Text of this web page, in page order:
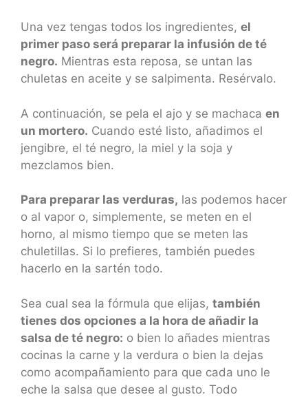
Una vez tengas todos los ingredientes, el
primer paso será preparar la infusión de té
negro. Mientras esta reposa, se untan las
chuletas en aceite y se salpimenta. Resérvalo.
A continuación, se pela el ajo y se machaca en
un mortero. Cuando esté listo, añadimos el
jengibre, el té negro, la miel y la soja y
mezclamos bien.
Para preparar las verduras, las podemos hacer
o al vapor o, simplemente, se meten en el
horno, al mismo tiempo que se meten las
chuletillas. Si lo prefieres, también puedes
hacerlo en la sartén todo.
Sea cual sea la fórmula que elijas, también
tienes dos opciones a la hora de añadir la
salsa de té negro: o bien lo añades mientras
cocinas la carne y la verdura o bien la dejas
como acompañamiento para que cada uno le
eche la salsa que desee al gusto. Todo